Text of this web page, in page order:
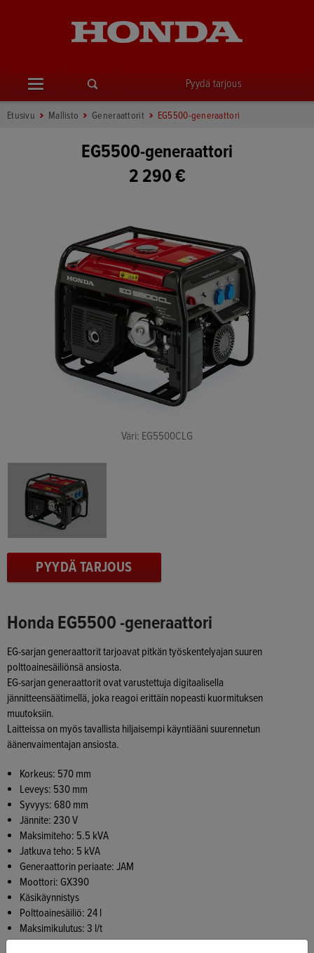
Pyydä tarjous
Etusivu Mallisto Generaattorit EG5500-generaattori
EG5500-generaattori
2 290 €
Väri: EG5500CLG
PYYDÄ TARJOUS
Honda EG5500 -generaattori
EG-sarjan generaattorit tarjoavat pitkän työskentelyajan suuren
polttoainesäiliönsä ansiosta.
EG-sarjan generaattorit ovat varustettuja digitaalisella
jännitteensäätimellä, joka reagoi erittäin nopeasti kuormituksen
muutoksiin.
Laitteissa on myös tavallista hiljaisempi käyntiääni suurennetun
äänenvaimentajan ansiosta.
Korkeus: 570 mm
Leveys: 530 mm
Syvyys: 680 mm
Jännite: 230 V
Maksimiteho: 5.5 kVA
Jatkuva teho: 5 kVA
Generaattorin periaate: JAM
Moottori: GX390
Käsikäynnistys
Polttoainesäiliö: 24 l
Maksimikulutus: 3 l/t
Melutaso**: 97 dB(A)